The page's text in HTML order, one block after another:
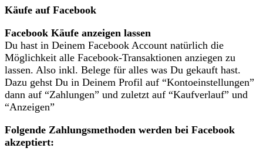
Käufe auf Facebook
Facebook Käufe anzeigen lassen
Du hast in Deinem Facebook Account natürlich die
Möglichkeit alle Facebook-Transaktionen anziegen zu
lassen. Also inkl. Belege für alles was Du gekauft hast.
Dazu gehst Du in Deinem Profil auf “Kontoeinstellungen”
dann auf “Zahlungen” und zuletzt auf “Kaufverlauf” und
“Anzeigen”
Folgende Zahlungsmethoden werden bei Facebook
akzeptiert: